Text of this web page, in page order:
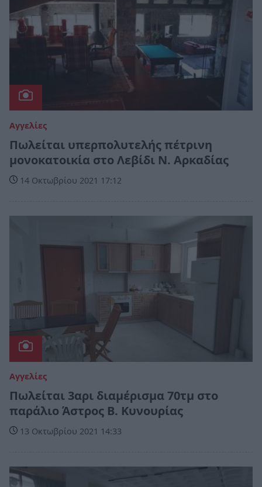
Αγγελίες
Πωλείται υπερπολυτελής πέτρινη
μονοκατοικία στο Λεβίδι Ν. Αρκαδίας
14 Οκτωβρίου 2021 17:12
Αγγελίες
Πωλείται 3αρι διαμέρισμα 70τμ στο
παράλιο Άστρος Β. Κυνουρίας
13 Οκτωβρίου 2021 14:33